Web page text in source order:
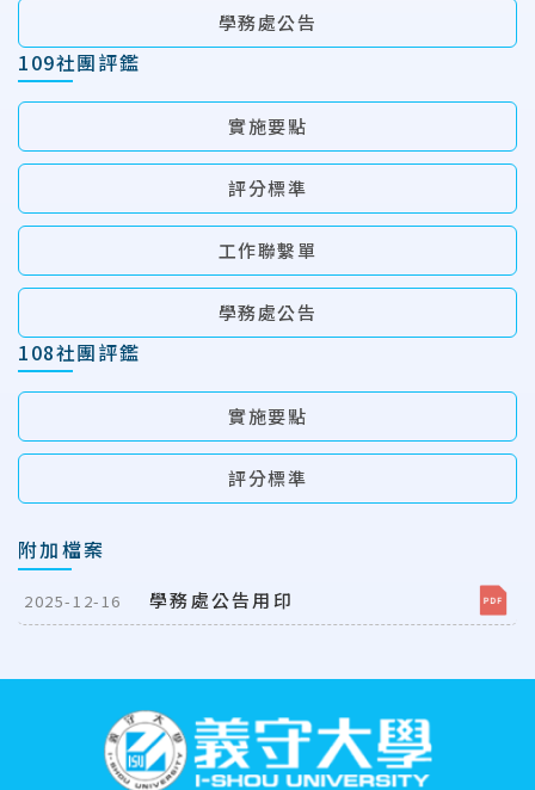
學務處公告
109社團評鑑
實施要點
評分標準
工作聯繫單
學務處公告
108社團評鑑
實施要點
評分標準
附加檔案
2025-12-16 學務處公告用印